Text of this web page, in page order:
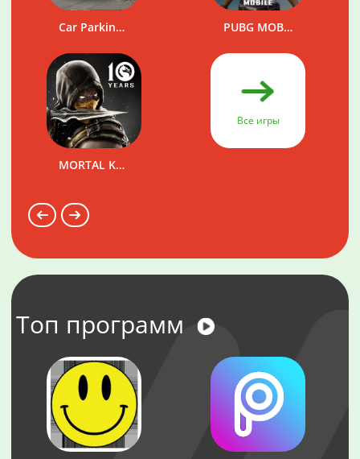
Car Parking Multiplayer PUBG MOBILE
MORTAL KOMBAT
Все игры
Топ программ